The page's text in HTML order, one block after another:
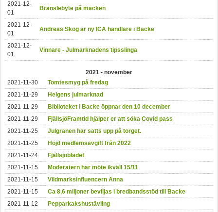
2021-12-
01
Bränslebyte på macken
2021-12-
01
Andreas Skog är ny ICA handlare i Backe
2021-12-
01
Vinnare - Julmarknadens tipsslinga
2021 - november
2021-11-30
Tomtesmyg på fredag
2021-11-29
Helgens julmarknad
2021-11-29
Biblioteket i Backe öppnar den 10 december
2021-11-29
FjällsjöFramtid hjälper er att söka Covid pass
2021-11-25
Julgranen har satts upp på torget.
2021-11-25
Höjd medlemsavgift från 2022
2021-11-24
Fjällsjöbladet
2021-11-15
Moderatern har möte ikväll 15/11
2021-11-15
Vildmarksinfluencern Anna
2021-11-15
Ca 8,6 miljoner beviljas i bredbandsstöd till Backe
2021-11-12
Pepparkakshustävling